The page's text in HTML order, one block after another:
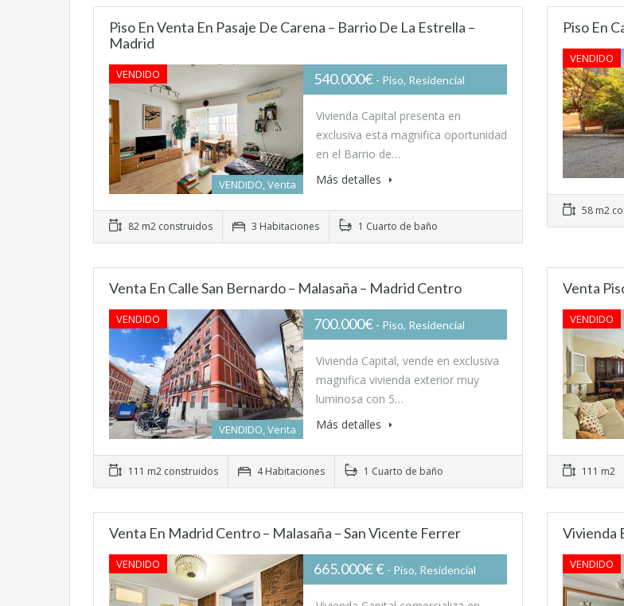
Piso En Venta En Pasaje De Carena – Barrio De La Estrella –
Madrid
VENDIDO
VENDIDO, Venta
540.000€ - Piso, Residencial
Vivienda Capital presenta en
exclusiva esta magnifica oportunidad
en el Barrio de…
Más detalles
82 m2 construidos 3 Habitaciones 1 Cuarto de baño
Piso En
VENDIDO
58 m2
Venta En Calle San Bernardo – Malasaña – Madrid Centro
VENDIDO
VENDIDO, Venta
700.000€ - Piso, Residencial
Vivienda Capital, vende en exclusiva
magnifica vivienda exterior muy
luminosa con 5…
Más detalles
111 m2 construidos 4 Habitaciones 1 Cuarto de baño
Venta
VENDIDO
111 m2
Venta En Madrid Centro – Malasaña – San Vicente Ferrer
VENDIDO 665.000€ € - Piso, Residencial
Vivienda
VENDIDO